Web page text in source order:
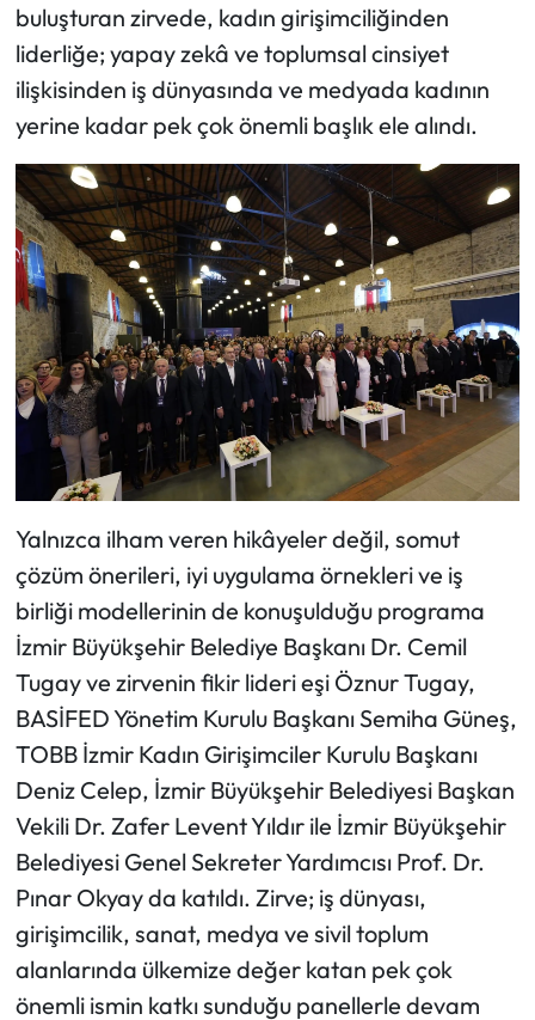
buluşturan zirvede, kadın girişimciliğinden
liderliğe; yapay zekâ ve toplumsal cinsiyet
ilişkisinden iş dünyasında ve medyada kadının
yerine kadar pek çok önemli başlık ele alındı.
Yalnızca ilham veren hikâyeler değil, somut
çözüm önerileri, iyi uygulama örnekleri ve iş
birliği modellerinin de konuşulduğu programa
İzmir Büyükşehir Belediye Başkanı Dr. Cemil
Tugay ve zirvenin fikir lideri eşi Öznur Tugay,
BASİFED Yönetim Kurulu Başkanı Semiha Güneş,
TOBB İzmir Kadın Girişimciler Kurulu Başkanı
Deniz Celep, İzmir Büyükşehir Belediyesi Başkan
Vekili Dr. Zafer Levent Yıldır ile İzmir Büyükşehir
Belediyesi Genel Sekreter Yardımcısı Prof. Dr.
Pınar Okyay da katıldı. Zirve; iş dünyası,
girişimcilik, sanat, medya ve sivil toplum
alanlarında ülkemize değer katan pek çok
önemli ismin katkı sunduğu panellerle devam